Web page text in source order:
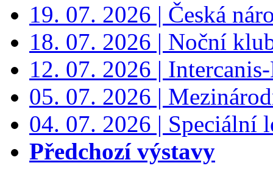
19. 07. 2026 | Česká
18. 07. 2026 | Noční
12. 07. 2026 |
05. 07. 2026 |
04. 07. 2026 | Speciální
Předchozí výstavy